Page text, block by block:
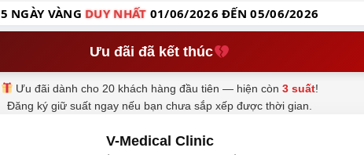
5 NGÀY VÀNGDUY NHẤT 01/06/2026 ĐẾN 05/06/2026
Ưu đãi đã kết thúc
Ưu đãi dành cho 20 khách hàng đầu tiên — hiện còn3 suất!
Đăng ký giữ suất ngay nếu bạn chưa sắp xếp được thời gian.
V-Medical Clinic